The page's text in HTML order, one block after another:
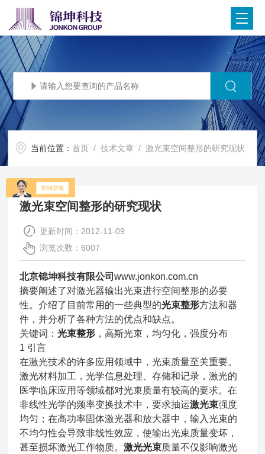
当前位置：首页 /技术文章 / 激光束空间整形的研究现状
激光束空间整形的研究现状
更新时间：2012-11-09
浏览次数：6007
北京锦坤科技有限公司www.jonkon.com.cn
摘要阐述了对激光器输出光束进行空间整形的必要
性。介绍了目前常用的一些典型的光束整形方法和器
件，并分析了各种方法的优点和缺点。
关键词：光束整形 ，高斯光束，均匀化，强度分布
1 引言
在激光技术的许多应用领域中，光束质量至关重要。
激光材料加工，光学信息处理、存储和记录，激光的
医学临床应用等领域都对光束质量有较高的要求。在
非线性光学的频率变换技术中，要求抽运激光束强度
均匀；在高功率固体激光器和放大器中，输入光束的
不均匀性会导致非线性效应，使输出光束质量变坏，
甚至损坏激光工作物质。激光光束质量不仅影响激光